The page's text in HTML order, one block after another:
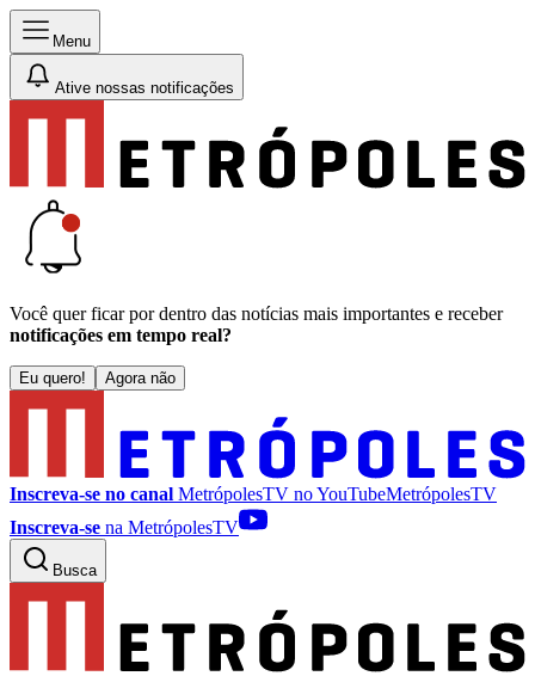
Menu
Ative nossas notificações
Você quer ficar por dentro das notícias mais importantes e receber
notificações em tempo real?
Eu quero! Agora não
Inscreva-se no canal MetrópolesTV noYouTubeMetrópolesTV
Inscreva-se na MetrópolesTV
Busca